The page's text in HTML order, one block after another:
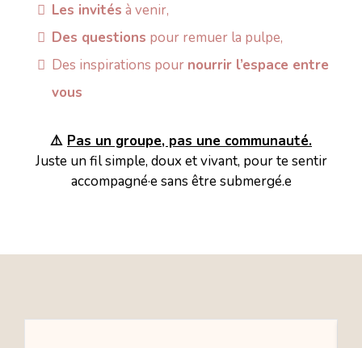
Les invités à venir,
Des questions pour remuer la pulpe,
Des inspirations pour nourrir l’espace entre
vous
⚠️ Pas un groupe, pas une communauté.
Juste un fil simple, doux et vivant, pour te sentir
accompagné·e sans être submergé.e